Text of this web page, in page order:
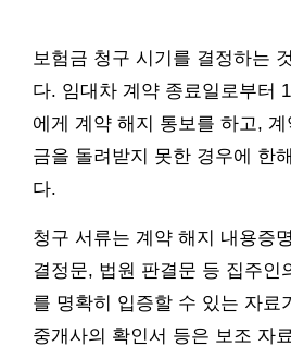
보험금 청구 시기를 결정하는
다. 임대차 계약 종료일로부터
에게 계약 해지 통보를 하고,
금을 돌려받지 못한 경우에 한
다.
청구 서류는 계약 해지 내용증
결정문, 법원 판결문 등 집주인
를 명확히 입증할 수 있는 자료
중개사의 확인서 등은 보조 자